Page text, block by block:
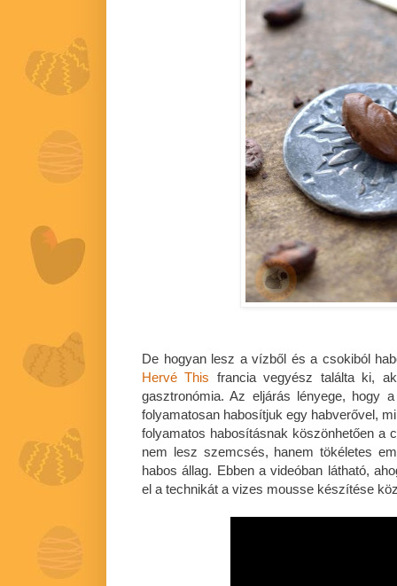
De hogyan lesz a vízből és a csokiból
Hervé This francia vegyész találta ki,
gasztronómia. Az eljárás lényege, hogy
folyamatosan habosítjuk egy habverővel,
folyamatos habosításnak köszönhetően a
nem lesz szemcsés, hanem tökéletes
habos állag. Ebben a videóban látható,
el a technikát a vizes mousse készítése